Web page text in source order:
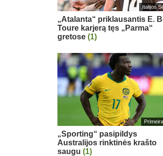
Italijos
„Atalanta“ priklausantis E.
Toure karjerą tęs „Parma“
gretose (1)
„Sporting“ pasipildys
Australijos rinktinės krašto
saugu (1)